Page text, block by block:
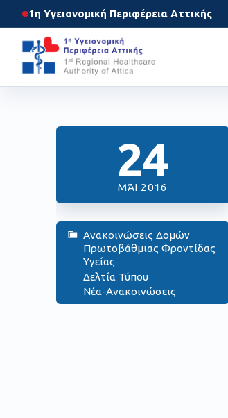
1η Υγειονομική Περιφέρεια Αττικής
24
ΜΆΙ 2016
Ανακοινώσεις Δομών
Πρωτοβάθμιας Φροντίδας
Υγείας
Δελτία Τύπου
Νέα-Ανακοινώσεις